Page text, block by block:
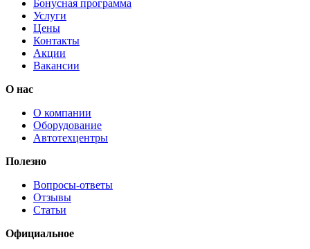
Бонусная программа
Услуги
Цены
Контакты
Акции
Вакансии
О нас
О компании
Оборудование
Автотехцентры
Полезно
Вопросы-ответы
Отзывы
Статьи
Официальное